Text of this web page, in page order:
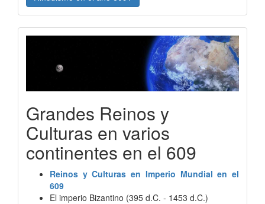
Grandes Reinos y
Culturas en varios
continentes en el 609
Reinos y Culturas en Imperio Mundial en el
609
El imperio Bizantino (395 d.C. - 1453 d.C.)